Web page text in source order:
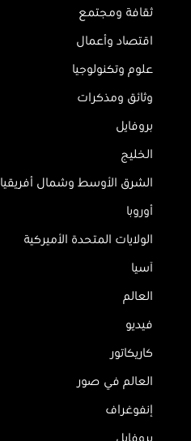
ثقافة ومجتمع
اقتصاد وأعمال
علوم وتكنولوجيا
وثائق ومذكرات
بروفايل
الخليج
الشرق الأوسط وشمال أفريقيا
أوروبا
الولايات المتحدة الأميركية
آسيا
العالم
فيديو
كاريكاتور
العالم في صور
إنفوغراف
بروفايل